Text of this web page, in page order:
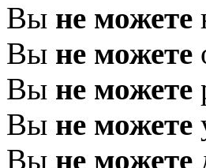
Вы не можете
Вы не можете
Вы не можете
Вы не можете
Вы не можете